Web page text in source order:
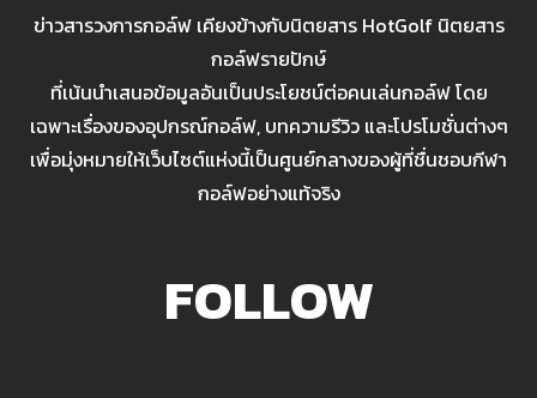
ข่าวสารวงการกอล์ฟ เคียงข้างกับนิตยสาร HotGolf นิตยสาร
กอล์ฟรายปักษ์
ที่เน้นนำเสนอข้อมูลอันเป็นประโยชน์ต่อคนเล่นกอล์ฟ โดย
เฉพาะเรื่องของอุปกรณ์กอล์ฟ, บทความรีวิว และโปรโมชั่นต่างๆ
เพื่อมุ่งหมายให้เว็บไซต์แห่งนี้เป็นศูนย์กลางของผู้ที่ชื่นชอบกีฬา
กอล์ฟอย่างแท้จริง
FOLLOW